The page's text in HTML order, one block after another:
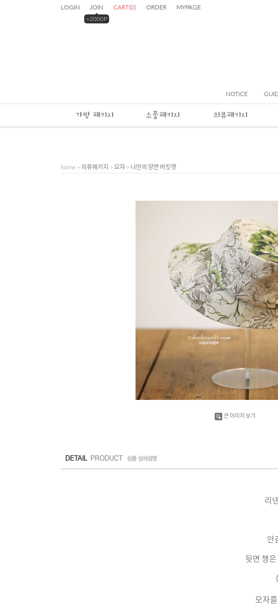
LOGIN
JOIN
+2000P
CART(0) ORDER MYPAGE
NOTICE
가방 패키지 소품패키지 의류패키지
home > 의류패키지 > 모자 > 나만의 양면 버킷햇
큰 이미지 보기
리
안
뒷면 챙
모자